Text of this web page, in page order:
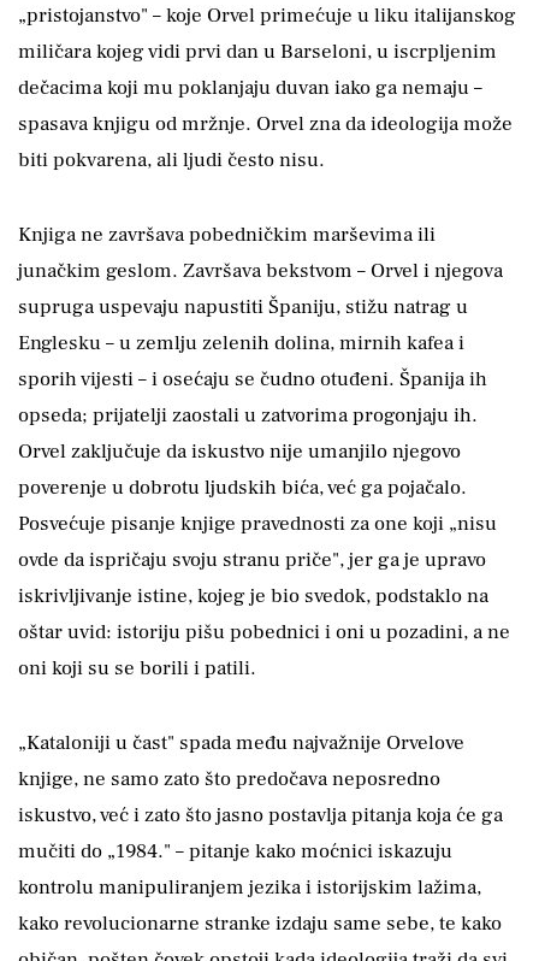
„pristojanstvo" – koje Orvel primećuje u liku italijanskog
miličara kojeg vidi prvi dan u Barseloni, u iscrpljenim
dečacima koji mu poklanjaju duvan iako ga nemaju –
spasava knjigu od mržnje. Orvel zna da ideologija može
biti pokvarena, ali ljudi često nisu.
Knjiga ne završava pobedničkim marševima ili
junačkim geslom. Završava bekstvom – Orvel i njegova
supruga uspevaju napustiti Španiju, stižu natrag u
Englesku – u zemlju zelenih dolina, mirnih kafea i
sporih vijesti – i osećaju se čudno otuđeni. Španija ih
opseda; prijatelji zaostali u zatvorima progonjaju ih.
Orvel zaključuje da iskustvo nije umanjilo njegovo
poverenje u dobrotu ljudskih bića, već ga pojačalo.
Posvećuje pisanje knjige pravednosti za one koji „nisu
ovde da ispričaju svoju stranu priče", jer ga je upravo
iskrivljivanje istine, kojeg je bio svedok, podstaklo na
oštar uvid: istoriju pišu pobednici i oni u pozadini, a ne
oni koji su se borili i patili.
„Kataloniji u čast" spada među najvažnije Orvelove
knjige, ne samo zato što predočava neposredno
iskustvo, već i zato što jasno postavlja pitanja koja će ga
mučiti do „1984." – pitanje kako moćnici iskazuju
kontrolu manipuliranjem jezika i istorijskim lažima,
kako revolucionarne stranke izdaju same sebe, te kako